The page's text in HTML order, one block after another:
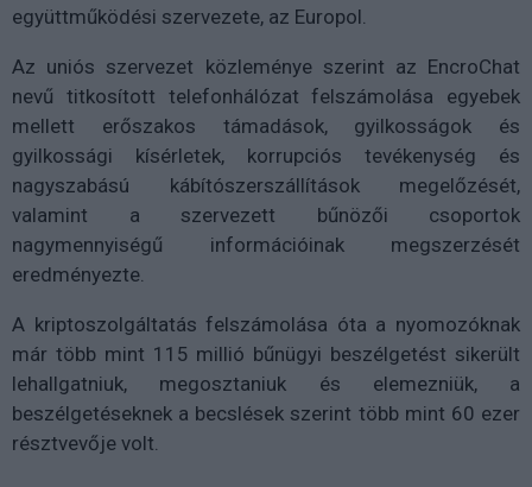
együttműködési szervezete, az Europol.
Az uniós szervezet közleménye szerint az EncroChat
nevű titkosított telefonhálózat felszámolása egyebek
mellett erőszakos támadások, gyilkosságok és
gyilkossági kísérletek, korrupciós tevékenység és
nagyszabású kábítószerszállítások megelőzését,
valamint a szervezett bűnözői csoportok
nagymennyiségű információinak megszerzését
eredményezte.
A kriptoszolgáltatás felszámolása óta a nyomozóknak
már több mint 115 millió bűnügyi beszélgetést sikerült
lehallgatniuk, megosztaniuk és elemezniük, a
beszélgetéseknek a becslések szerint több mint 60 ezer
résztvevője volt.